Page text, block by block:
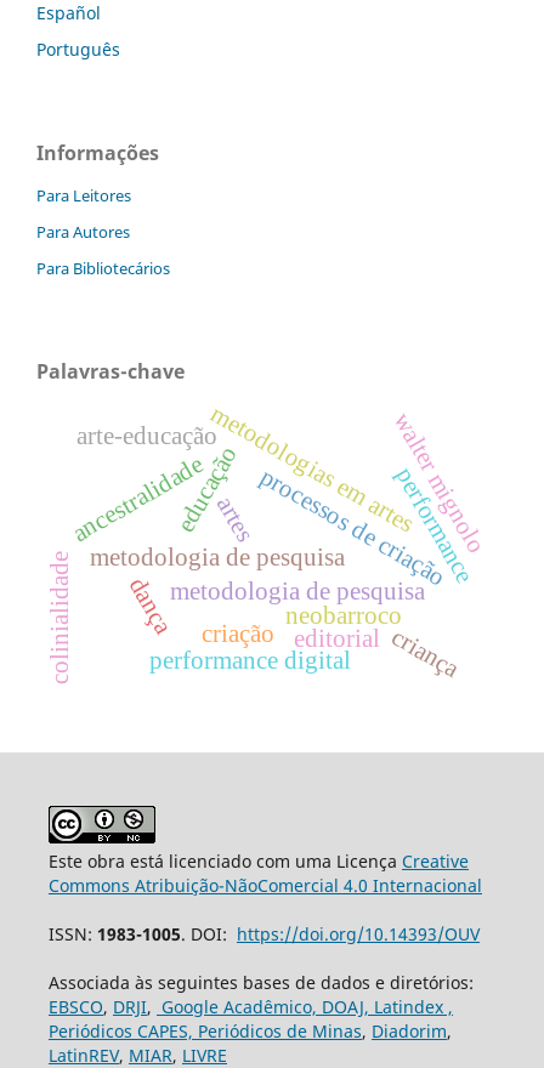
Español
Português
Informações
Para Leitores
Para Autores
Para Bibliotecários
Palavras-chave
metodologia de pesquisa
metodologia de pesquisaprocessos de criação
artes
dança
performance
ancestralidade
neobarroco
editorial
metodologias em artes
educação
performance digital
criação criança
arte-educação walter mignolo
colinialidade
Este obra está licenciado com uma Licença Creative
Commons Atribuição-NãoComercial 4.0 Internacional
ISSN: 1983-1005. DOI: https://doi.org/10.14393/OUV
Associada às seguintes bases de dados e diretórios:
EBSCO, DRJI, Google Acadêmico, DOAJ, Latindex ,
Periódicos CAPES, Periódicos de Minas, Diadorim,
LatinREV, MIAR, LIVRE